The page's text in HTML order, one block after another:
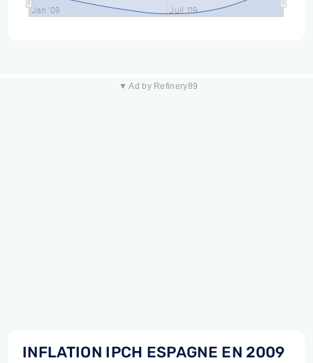
Jan '09 Juil '09
▼ Ad by Refinery89
INFLATION IPCH ESPAGNE EN 2009